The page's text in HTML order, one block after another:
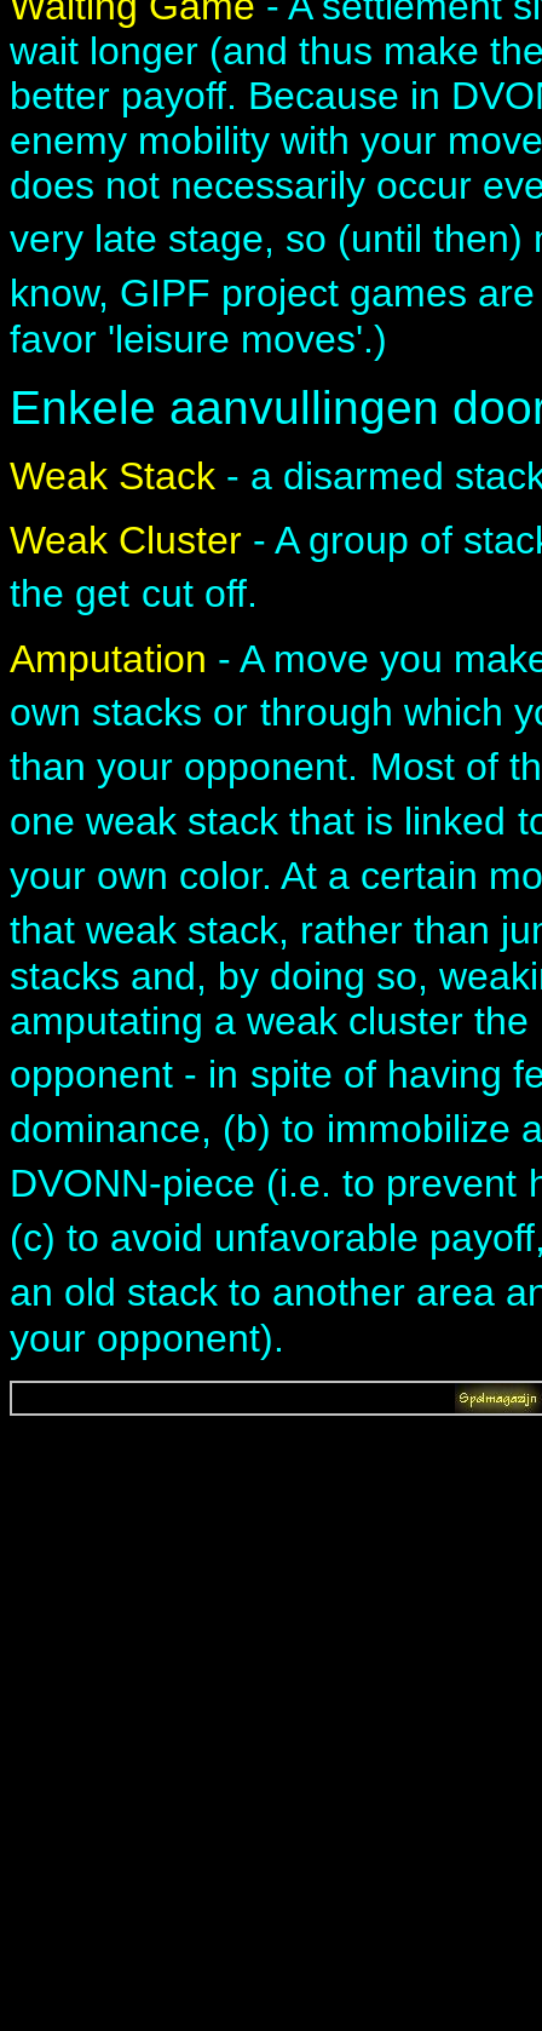
wait longer (and thus make
better payoff. Because in
enemy mobility with your
does not necessarily occur
very late stage, so (until then)
know, GIPF project games
favor 'leisure moves'.)
Enkele aanvullingen
Weak Stack - a disarmed
Weak Cluster - A group of
the get cut off.
Amputation - A move you
own stacks or through which
than your opponent. Most of
one weak stack that is linked
your own color. At a certain
that weak stack, rather than
stacks and, by doing so,
amputating a weak cluster
opponent - in spite of having
dominance, (b) to immobilize
DVONN-piece (i.e. to prevent
(c) to avoid unfavorable
an old stack to another area
your opponent).